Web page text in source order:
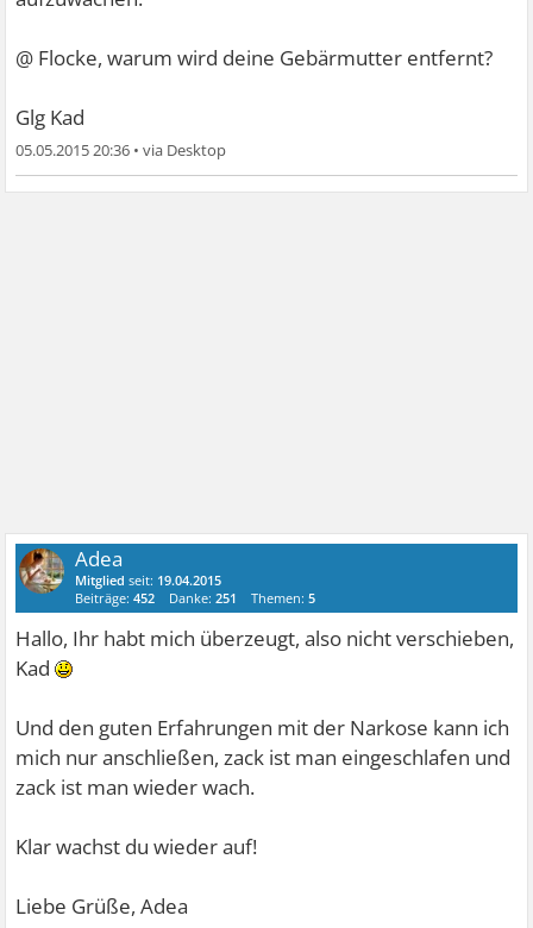
@ Flocke, warum wird deine Gebärmutter entfernt?
Glg Kad
05.05.2015 20:36 •
Adea
Mitglied seit: 19.04.2015
Beiträge:452 Danke:251 Themen:5
Hallo, Ihr habt mich überzeugt, also nicht verschieben,
Kad
Und den guten Erfahrungen mit der Narkose kann ich
mich nur anschließen, zack ist man eingeschlafen und
zack ist man wieder wach.
Klar wachst du wieder auf!
Liebe Grüße, Adea